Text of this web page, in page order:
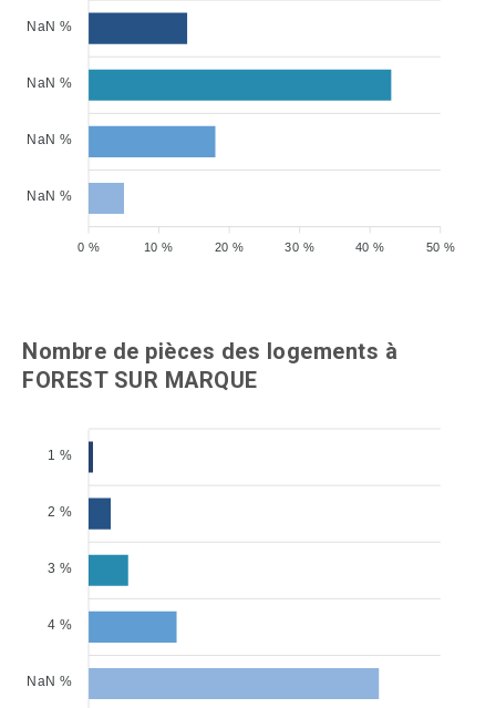
NaN %
NaN %
NaN %
NaN %
50 %
40 %
30 %
20 %
10 %
0 %
Nombre de pièces des logements à
FOREST SUR MARQUE
1 %
2 %
3 %
4 %
NaN %